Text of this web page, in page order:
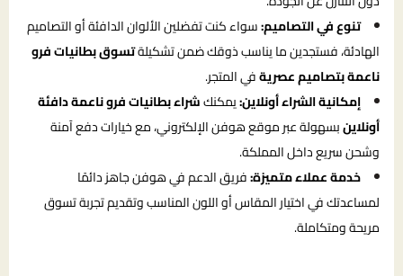
تنوع في التصاميم:سواء كنت تفضلين الألوان الدافئة أو التصاميم
الهادئة، فستجدين ما يناسب ذوقك ضمن تشكيلةتسوق بطانيات فرو
ناعمة بتصاميم عصريةفي المتجر.
إمكانية الشراء أونلاين:يمكنكشراء بطانيات فرو ناعمة دافئة
أونلاينبسهولة عبر موقع هوفن الإلكتروني، مع خيارات دفع آمنة
وشحن سريع داخل المملكة.
خدمة عملاء متميزة:فريق الدعم في هوفن جاهز دائمًا
لمساعدتك في اختيار المقاس أو اللون المناسب وتقديم تجربة تسوق
مريحة ومتكاملة.